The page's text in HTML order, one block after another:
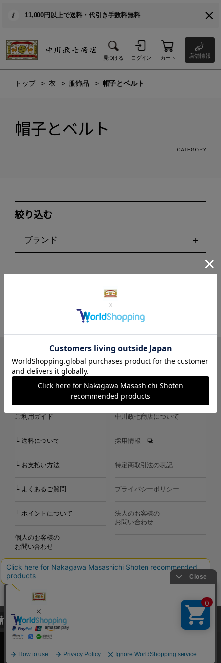
11,000円以上で送料・代引き手数料無料
見つける ログイン カート 店舗情報
トップ 衣 服飾品 帽子とベルト
帽子とベルト
絞り込む
ブランド
LINE Instagram X Facebook メールマガジン
ご利用ガイド
└ 送料について
└ お支払い方法
└ よくあるご質問
└ ポイントについて
個人のお客様の
お問い合わせ
中川政七商店について
採用情報
特定商取引法の表記
プライバシーポリシー
法人のお客様の
お問い合わせ
Copyright©2000-2026
Nakagawa Masashichi Shoten All Rights Reserved.
当サイトでは、当サイト内における閲覧履歴・属性情報などの取得およ
び利便性向上のためにクッキー（Cookie）を使用いたします。詳細に
関しては「プライバシーポリシー
承諾する